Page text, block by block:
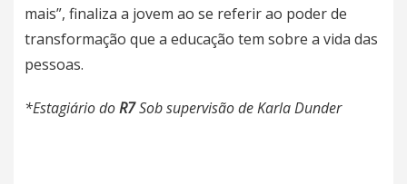
mais”, finaliza a jovem ao se referir ao poder de
transformação que a educação tem sobre a vida das
pessoas.
*Estagiário doR7Sob supervisão de Karla Dunder